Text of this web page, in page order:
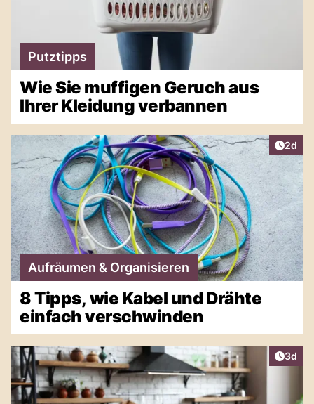
Putztipps
Wie Sie muffigen Geruch aus
Ihrer Kleidung verbannen
2d
Aufräumen & Organisieren
8 Tipps, wie Kabel und Drähte
einfach verschwinden
3d